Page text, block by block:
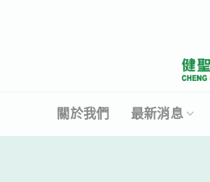
關於我們 最新消息